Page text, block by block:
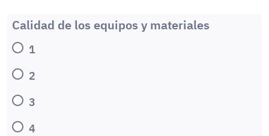
Calidad de los equipos y materiales
1
2
3
4